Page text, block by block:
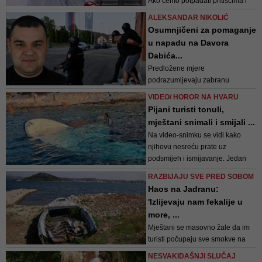
ne donositi ispravne odluke, onda
mjestu - kaže direktorica
mostarskog JP Komunalno
ALEKSANDAR NIKOLIĆ
Osumnjičeni za pomaganje
u napadu na Davora
Dabića...
Predložene mjere
podrazumijevaju zabranu
obavezno javljanje policiji
VIDEO/ HOROR NA HVARU
Pijani turisti tonuli,
mještani snimali i smijali ...
Na video-snimku se vidi kako
njihovu nesreću prate uz
podsmijeh i ismijavanje. Jedan
iznajmili brodicu
RAZBIJAJU SVE PRED SOBOM
Haos na Jadranu:
'Izlijevaju nam fekalije u
more, ...
Mještani se masovno žale da im
turisti počupaju sve smokve na
njihovom zemljištu, da im
NESVAKIDAŠNJI SLUČAJ